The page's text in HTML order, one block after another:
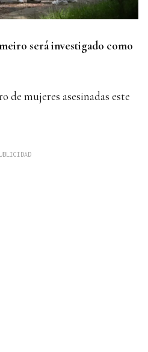
será investigado como
de mujeres asesinadas este